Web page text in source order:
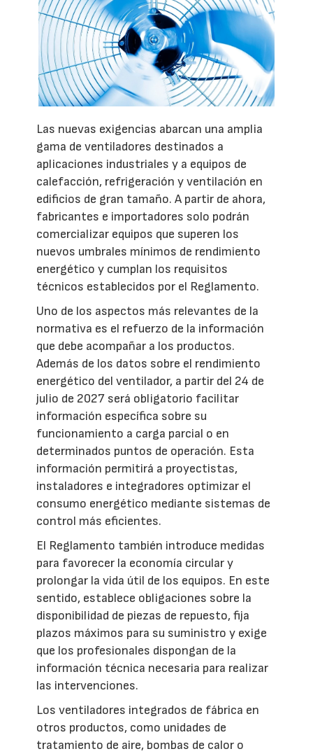
Las nuevas exigencias abarcan una amplia
gama de ventiladores destinados a
aplicaciones industriales y a equipos de
calefacción, refrigeración y ventilación en
edificios de gran tamaño. A partir de ahora,
fabricantes e importadores solo podrán
comercializar equipos que superen los
nuevos umbrales mínimos de rendimiento
energético y cumplan los requisitos
técnicos establecidos por el Reglamento.
Uno de los aspectos más relevantes de la
normativa es el refuerzo de la información
que debe acompañar a los productos.
Además de los datos sobre el rendimiento
energético del ventilador, a partir del 24 de
julio de 2027 será obligatorio facilitar
información específica sobre su
funcionamiento a carga parcial o en
determinados puntos de operación. Esta
información permitirá a proyectistas,
instaladores e integradores optimizar el
consumo energético mediante sistemas de
control más eficientes.
El Reglamento también introduce medidas
para favorecer la economía circular y
prolongar la vida útil de los equipos. En este
sentido, establece obligaciones sobre la
disponibilidad de piezas de repuesto, fija
plazos máximos para su suministro y exige
que los profesionales dispongan de la
información técnica necesaria para realizar
las intervenciones.
Los ventiladores integrados de fábrica en
otros productos, como unidades de
tratamiento de aire, bombas de calor o